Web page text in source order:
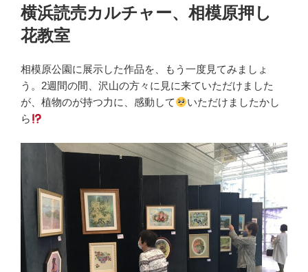
稿
日:
横浜読売カルチャー、相模原押し
花教室
相模原公園に展示した作品を、もう一度見てみましょ
う。2週間の間、沢山の方々に見に来ていただけました
が、植物のが持つ力に、感動して
いただけましたかし
ら